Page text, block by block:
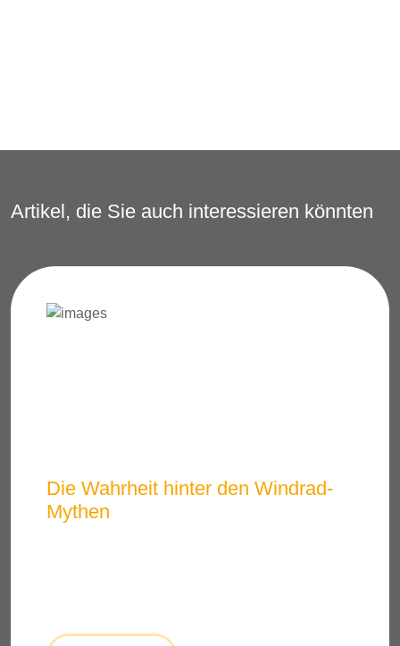
Artikel, die Sie auch interessieren könnten
Die Wahrheit hinter den Windrad-
Mythen